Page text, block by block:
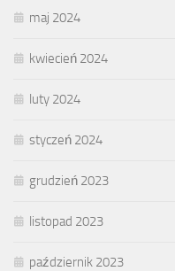
maj 2024
kwiecień 2024
luty 2024
styczeń 2024
grudzień 2023
listopad 2023
październik 2023